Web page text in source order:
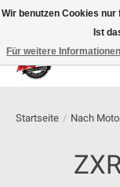
100% schweizer
Startseite / Nach
Wir benutzen Cookies
Ist
Für weitere